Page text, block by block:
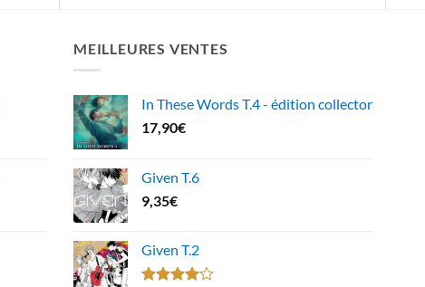
MEILLEURES VENTES
In These Words T.4 - édition collector
17,90€
Given T.6
9,35€
Given T.2